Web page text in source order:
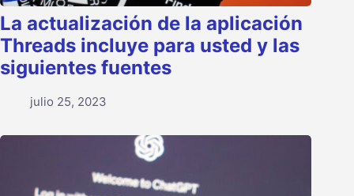
La actualización de la aplicación
Threads incluye para usted y las
siguientes fuentes
julio 25, 2023